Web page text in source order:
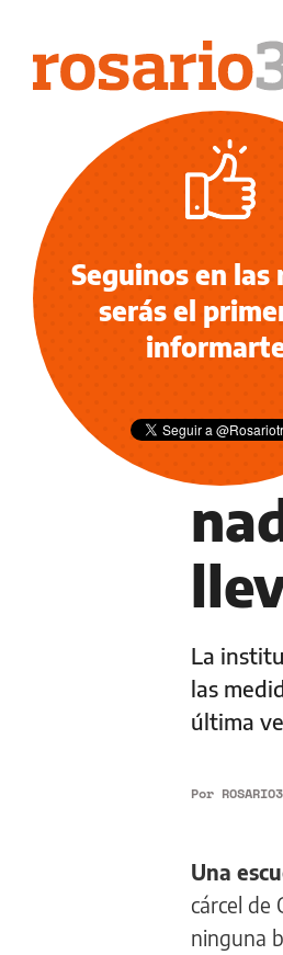
INSEGURIDAD
La
las
última
Por ROSARIO3
Una
cárcel de
ninguna
Seguinos en las
serás el